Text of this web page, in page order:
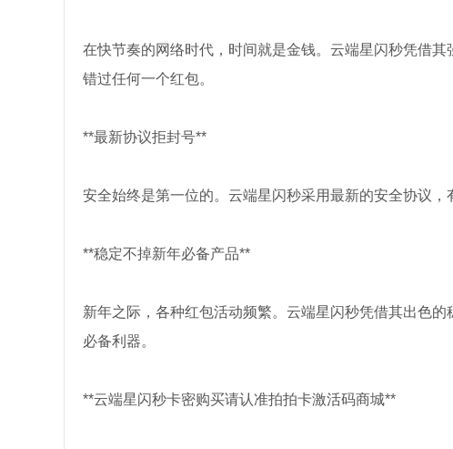
在快节奏的网络时代，时间就是金钱。云端星闪秒凭借
错过任何一个红包。
**最新协议拒封号**
安全始终是第一位的。云端星闪秒采用最新的安全协议，
**稳定不掉新年必备产品**
新年之际，各种红包活动频繁。云端星闪秒凭借其出色
必备利器。
**云端星闪秒卡密购买请认准拍拍卡激活码商城**